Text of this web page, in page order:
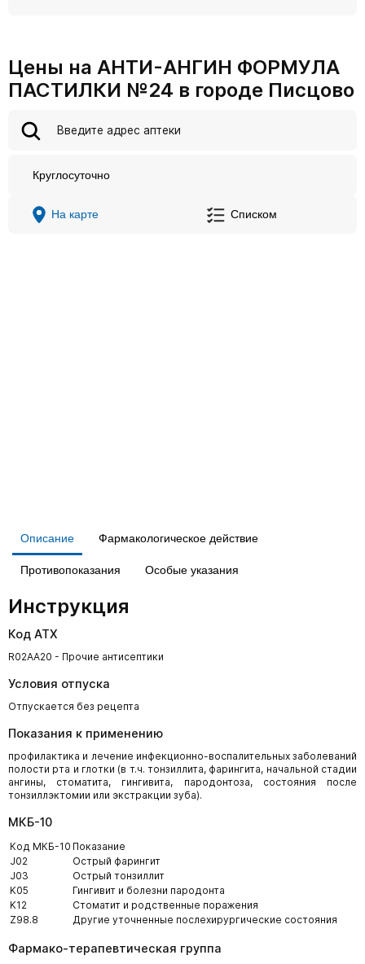
Цены на АНТИ-АНГИН ФОРМУЛА
ПАСТИЛКИ №24 в городе Писцово
Круглосуточно
На карте Списком
Описание Фармакологическое действие
Противопоказания Особые указания
Инструкция
Код АТХ
R02AA20 - Прочие антисептики
Условия отпуска
Отпускается без рецепта
Показания к применению
профилактика и лечение инфекционно-воспалительных заболеваний
полости рта и глотки (в т.ч. тонзиллита, фарингита, начальной стадии
ангины, стоматита, гингивита, пародонтоза, состояния после
тонзиллэктомии или экстракции зуба).
МКБ-10
Код МКБ-10 Показание
J02
Острый фарингит
J03
Острый тонзиллит
K05
Гингивит и болезни пародонта
K12
Стоматит и родственные поражения
Z98.8
Другие уточненные послехирургические состояния
Фармако-терапевтическая группа